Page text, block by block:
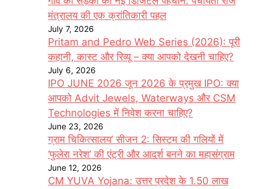
मंत्रालय की एक क्रांतिकारी पहल
July 7, 2026
Pritam and Pedro Web Series (2026): पूरी
कहानी, कास्ट और रिव्यू – क्या आपको देखनी चाहिए?
July 6, 2026
IPO JUNE 2026 जून 2026 के प्रमुख IPO: क्या
आपको Advit Jewels, Waterways और CSM
Technologies में निवेश करना चाहिए?
June 23, 2026
ग्राम चिकित्सालय’ सीजन 2: सिस्टम की गलियों में
‘फुलेरा नरेश’ की एंट्री और आदर्श बनने का महासंग्राम
June 12, 2026
CM YUVA Yojana: उत्तर प्रदेश के 1.50 लाख